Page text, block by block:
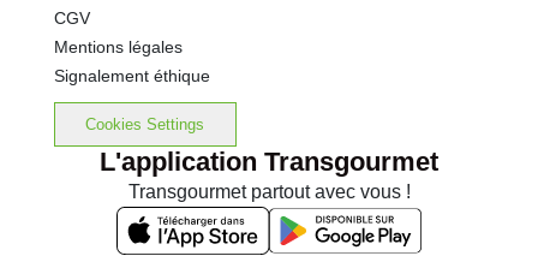
CGV
Mentions légales
Signalement éthique
Cookies Settings
L'application Transgourmet
Transgourmet partout avec vous !